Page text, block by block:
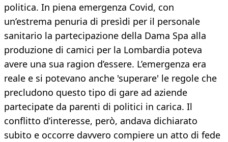
politica. In piena emergenza Covid, con
un’estrema penuria di presìdi per il personale
sanitario la partecipazione della Dama Spa alla
produzione di camici per la Lombardia poteva
avere una sua ragion d’essere. L’emergenza era
reale e si potevano anche 'superare' le regole che
precludono questo tipo di gare ad aziende
partecipate da parenti di politici in carica. Il
conflitto d’interesse, però, andava dichiarato
subito e occorre davvero compiere un atto di fede